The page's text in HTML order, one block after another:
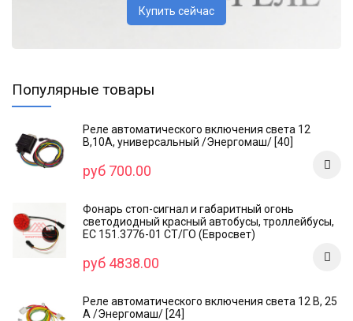
Купить сейчас
Популярные товары
Реле автоматического включения света 12
В,10А, универсальный /Энергомаш/ [40]
руб 700.00
Фонарь стоп-сигнал и габаритный огонь
светодиодный красный автобусы, троллейбусы,
ЕС 151.3776-01 СТ/ГО (Евросвет)
руб 4838.00
Реле автоматического включения света 12 В, 25
А /Энергомаш/ [24]